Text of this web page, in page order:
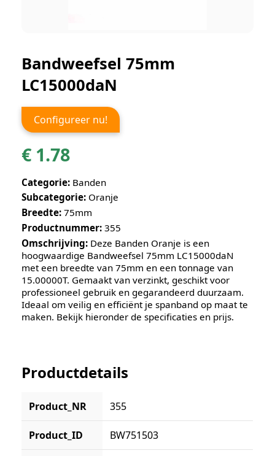
Bandweefsel 75mm
LC15000daN
Configureer nu!
€ 1.78
Categorie: Banden
Subcategorie: Oranje
Breedte: 75mm
Productnummer: 355
Omschrijving: Deze Banden Oranje is een
hoogwaardige Bandweefsel 75mm LC15000daN
met een breedte van75mm en een tonnage van
15.00000T. Gemaakt vanverzinkt, geschikt voor
professioneel gebruik en gegarandeerd duurzaam.
Ideaal om veilig en efficiënt je spanband op maat te
maken. Bekijk hieronder de specificaties en prijs.
Productdetails
Product_NR 355
Product_ID BW751503